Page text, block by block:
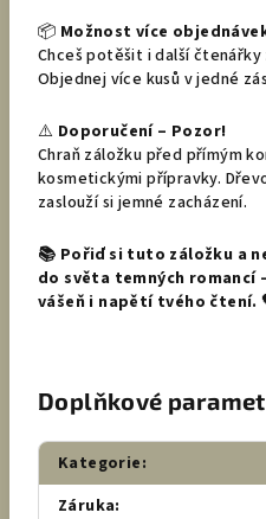
📦 Možnost více
Chceš potěšit i další čtenářky
Objednej více kusů v jedné
⚠️ Doporučení – Pozor!
Chraň záložku před přímým
kosmetickými přípravky.
zaslouží si jemné zacházení.
📚 Pořiď si tuto záložku a
do světa temných
vášeň i napětí tvého čtení.
Doplňkové
Kategorie:
Záruka: